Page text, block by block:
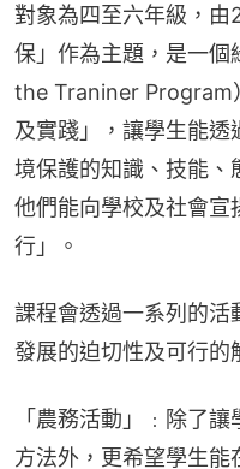
對象為四至六年級，
保」作為主題，是一
the Traniner Program
及實踐」，讓學生能透
境保護的知識、技能、
他們能向學校及社會宣
行」。
課程會透過一系列的活
發展的迫切性及可行的
「農務活動」﹕除了
方法外，更希望學生